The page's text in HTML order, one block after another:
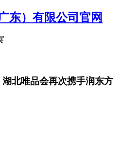
湖北唯品会再次携手润东方